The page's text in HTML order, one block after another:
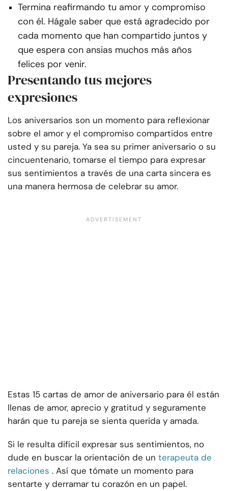
Termina reafirmando tu amor y compromiso
con él. Hágale saber que está agradecido por
cada momento que han compartido juntos y
que espera con ansias muchos más años
felices por venir.
Presentando tus mejores
expresiones
Los aniversarios son un momento para reflexionar
sobre el amor y el compromiso compartidos entre
usted y su pareja. Ya sea su primer aniversario o su
cincuentenario, tomarse el tiempo para expresar
sus sentimientos a través de una carta sincera es
una manera hermosa de celebrar su amor.
Estas 15 cartas de amor de aniversario para él están
llenas de amor, aprecio y gratitud y seguramente
harán que tu pareja se sienta querida y amada.
Si le resulta difícil expresar sus sentimientos, no
dude en buscar la orientación de un terapeuta de
relaciones . Así que tómate un momento para
sentarte y derramar tu corazón en un papel.